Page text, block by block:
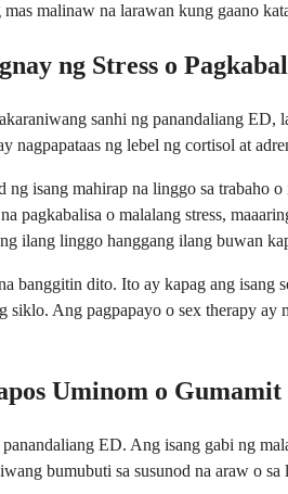
malinaw na larawan kung gaano
ng Stress o
sanhi ng panandaliang
ng lebel ng cortisol at
ng isang mahirap na linggo sa
pagkabalisa o malalang stress,
ilang linggo hanggang ilang buwan
banggitin dito. Ito ay kapag ang
Ang pagpapayo o sex therapy
Uminom o Gumamit
ED. Ang isang gabi ng
bumubuti sa susunod na araw o sa